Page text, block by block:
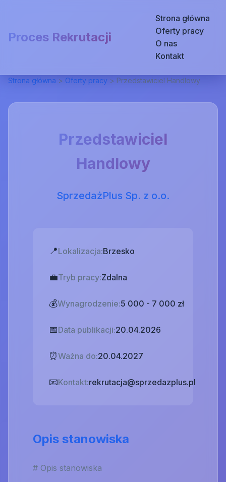
Proces Rekrutacji
Strona główna
Oferty pracy
O nas
Kontakt
Strona główna > Oferty pracy > Przedstawiciel Handlowy
Przedstawiciel
Handlowy
SprzedażPlus Sp. z o.o.
📍Lokalizacja:Brzesko
💼Tryb pracy:Zdalna
💰Wynagrodzenie:5 000 - 7 000 zł
📅Data publikacji:20.04.2026
⏰Ważna do:20.04.2027
📧Kontakt:rekrutacja@sprzedazplus.pl
Opis stanowiska
# Opis stanowiska